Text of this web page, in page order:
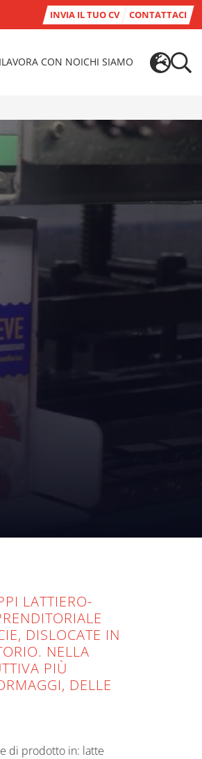
INVIA IL TUO CV CONTATTACI
LAVORA CON NOICHI SIAMO
LATTIERO-
DISLOCATE IN
NELLA
PIÙ
DELLE
di prodotto in: latte